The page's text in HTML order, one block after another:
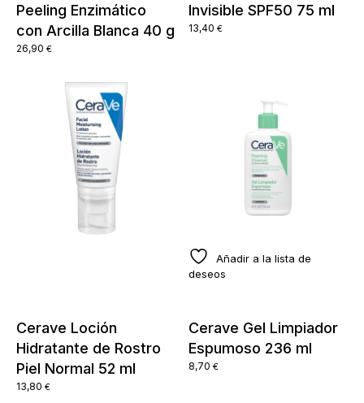
Peeling Enzimático
con Arcilla Blanca 40 g
26,90 €
Invisible SPF50 75 ml
13,40 €
Cerave Loción
Hidratante de Rostro
Piel Normal 52 ml
13,80 €
Añadir a la lista de
deseos
Cerave Gel Limpiador
Espumoso 236 ml
8,70 €